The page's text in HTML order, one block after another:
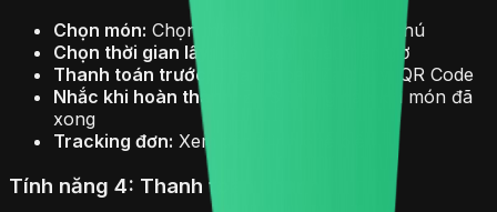
Chọn món: Chọn món ăn, số lượng, ghi chú
Chọn thời gian lấy:
Lấy ngay hoặc hẹn giờ
Thanh toán trước:
Thanh toán ZaloPay, QR Code
Nhắc khi hoàn thành:
ZNS thông báo khi món đã
xong
Tracking đơn: Xem tiến trình chế biến
Tính năng 4: Thanh toán nhanh